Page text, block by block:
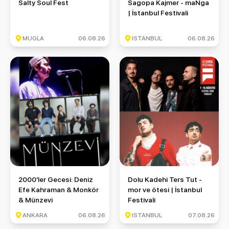
Salty Soul Fest
Salty Soul Fest
MUGLA 06.08.26
Sagopa Kajmer - maNga |
Sagopa Kajmer - maNga
| İstanbul Festivali
ISTANBUL 06.08.26
2000'ler Gecesi: Deniz Efe Kahraman & Monkör & Münzevi
2000'ler Gecesi: Deniz
Efe Kahraman & Monkör
& Münzevi
ANKARA 06.08.26
Dolu Kadehi Ters Tut - mor
Dolu Kadehi Ters Tut -
mor ve ötesi | İstanbul
Festivali
ISTANBUL 07.08.26